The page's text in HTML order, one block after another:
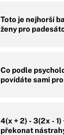
Toto je nejhorší
ženy pro
Co podle
povídáte sami
4(x + 2) - 3(2x -
překonat